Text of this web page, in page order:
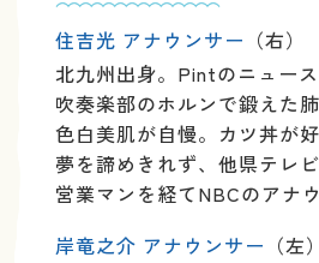
住吉光 アナウンサー （右）
北九州出身。Pintのニュース
吹奏楽部のホルンで鍛えた
色白美肌が自慢。カツ丼が好
夢を諦めきれず、他県テレ
営業マンを経てNBCのアナ
岸竜之介 アナウンサー （左）